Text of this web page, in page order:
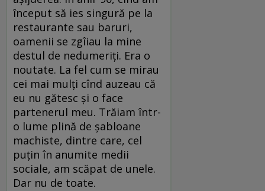
început să ies singură pe la
restaurante sau baruri,
oamenii se zgîiau la mine
destul de nedumeriți. Era o
noutate. La fel cum se mirau
cei mai mulți cînd auzeau că
eu nu gătesc și o face
partenerul meu. Trăiam într-
o lume plină de șabloane
machiste, dintre care, cel
puțin în anumite medii
sociale, am scăpat de unele.
Dar nu de toate.